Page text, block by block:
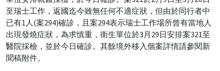
至瑞士工作，返國迄今雖無任何不適症狀，但由於同行者中
已有1人(案294)確診，且案294表示瑞士工作場所曾有當地人
出現發燒症狀，為求慎重，衛生單位於3月29日安排案321至
醫院採檢，並於今日確診。其餘境外移入個案詳情請參閱新
聞稿附件。